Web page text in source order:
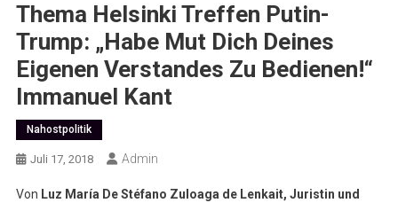
Thema Helsinki Treffen Putin-
Trump: „Habe Mut Dich Deines
Eigenen Verstandes Zu Bedienen!“
Immanuel Kant
Nahostpolitik
Juli 17, 2018 Admin
Von Luz María De Stéfano Zuloaga de Lenkait, Juristin und